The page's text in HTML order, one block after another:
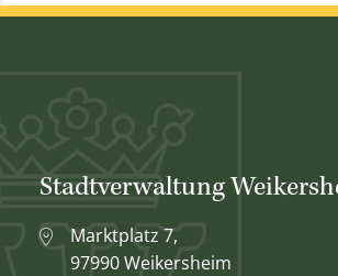
Stadtverwaltung
Marktplatz 7,
97990 Weikersheim